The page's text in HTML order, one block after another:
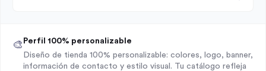
🎨 Perfil 100% personalizable
Diseño de tienda 100% personalizable: colores, logo, banner,
información de contacto y estilo visual. Tu catálogo refleja